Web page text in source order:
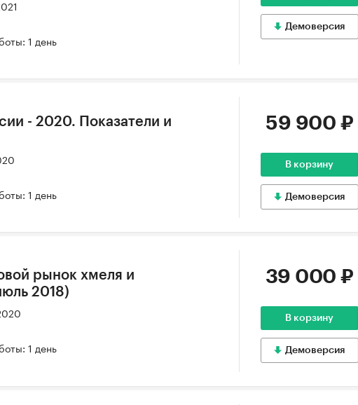
1 день
Демоверсия
- 2020. Показатели и
1 день
59 900 ₽
В корзину
Демоверсия
рынок хмеля и
2018)
1 день
39 000 ₽
В корзину
Демоверсия